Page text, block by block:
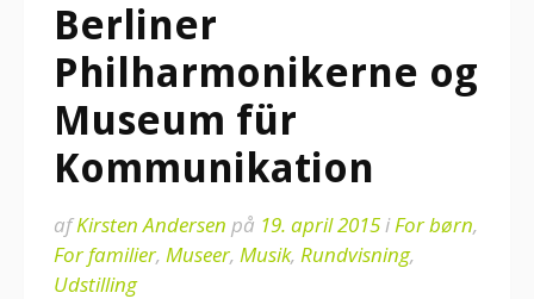
Berliner
Philharmonikerne og
Museum für
Kommunikation
afKirsten Andersen på 19. april 2015iFor børn,
For familier, Museer, Musik, Rundvisning,
Udstilling